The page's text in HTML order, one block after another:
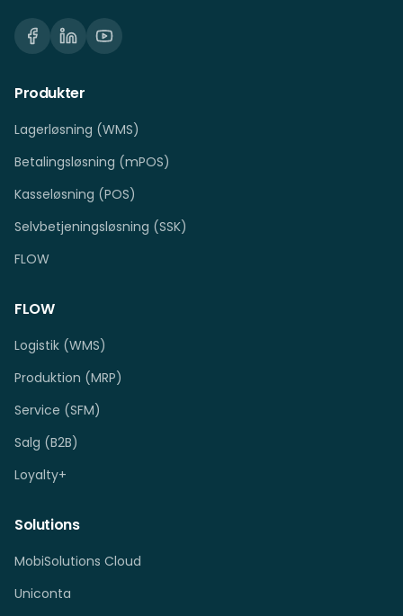
Produkter
Lagerløsning (WMS)
Betalingsløsning (mPOS)
Kasseløsning (POS)
Selvbetjeningsløsning (SSK)
FLOW
FLOW
Logistik (WMS)
Produktion (MRP)
Service (SFM)
Salg (B2B)
Loyalty+
Solutions
MobiSolutions Cloud
Uniconta